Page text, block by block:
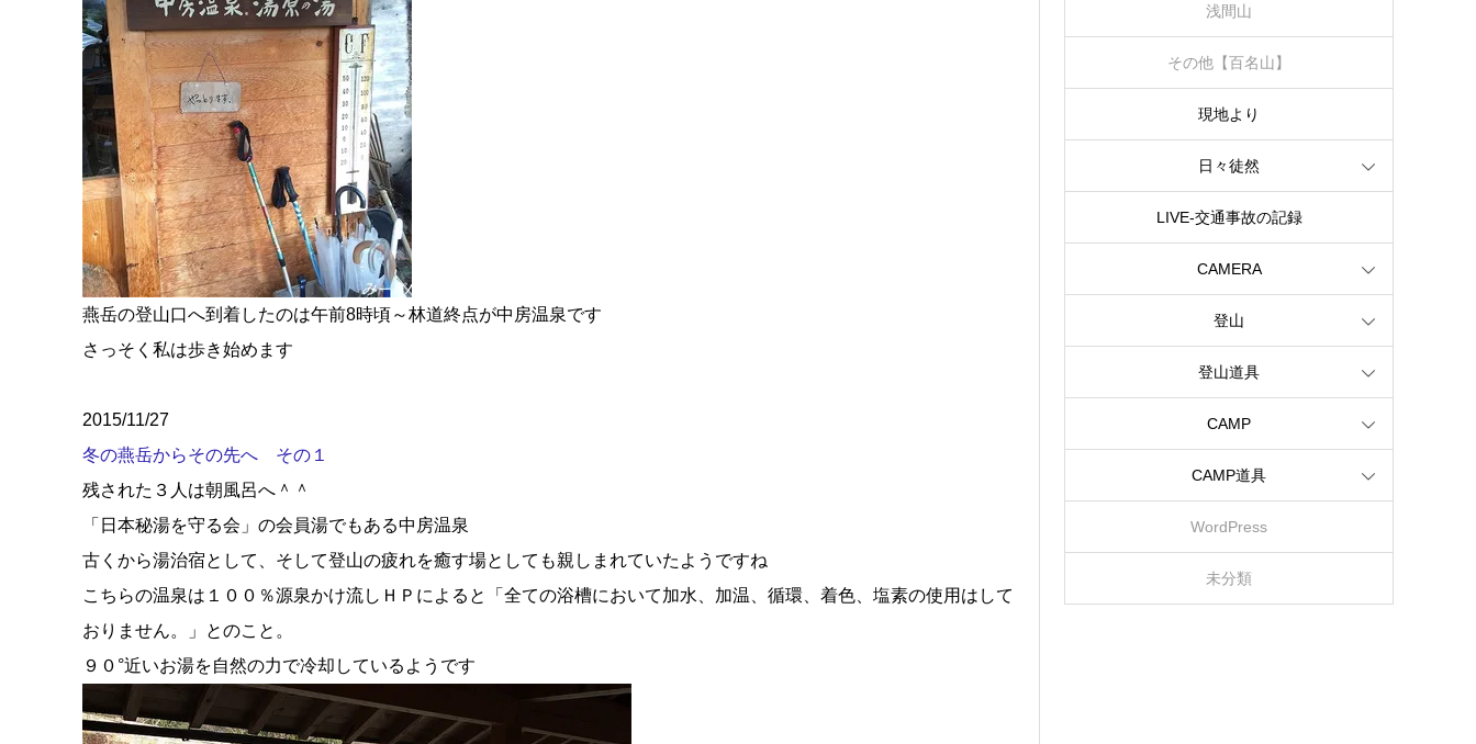
燕岳の登山口へ到着したのは午前8時頃～林道終点が中房温泉です
さっそく私は歩き始めます
2015/11/27
冬の燕岳からその先へ その１
残された３人は朝風呂へ＾＾
「日本秘湯を守る会」の会員湯でもある中房温泉
古くから湯治宿として、そして登山の疲れを癒す場としても親しまれていたようですね
こちらの温泉は１００％源泉かけ流しＨＰによると「全ての浴槽において加水、加温、循環、着色、塩素の使用はして
おりません。」とのこと。
９０°近いお湯を自然の力で冷却しているようです
浅間山
その他【百名山】
現地より
日々徒然
LIVE‐交通事故の記録
CAMERA
登山
登山道具
CAMP
CAMP道具
WordPress
未分類